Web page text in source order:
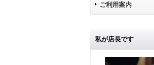
ご利用案内
私が店長です